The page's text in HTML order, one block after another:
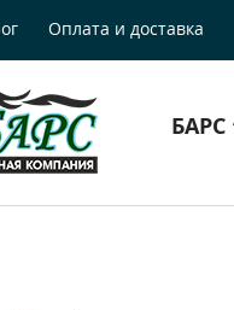
Оплата и доставка
БАРС